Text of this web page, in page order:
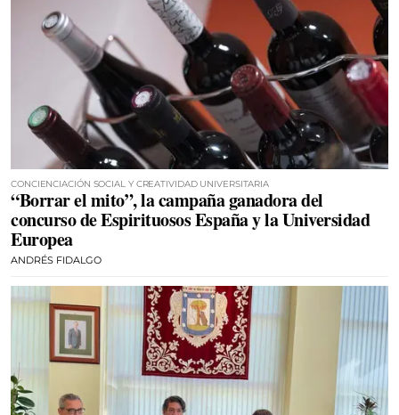
CONCIENCIACIÓN SOCIAL Y CREATIVIDAD UNIVERSITARIA
“Borrar el mito”, la campaña ganadora del
concurso de Espirituosos España y la Universidad
Europea
ANDRÉS FIDALGO